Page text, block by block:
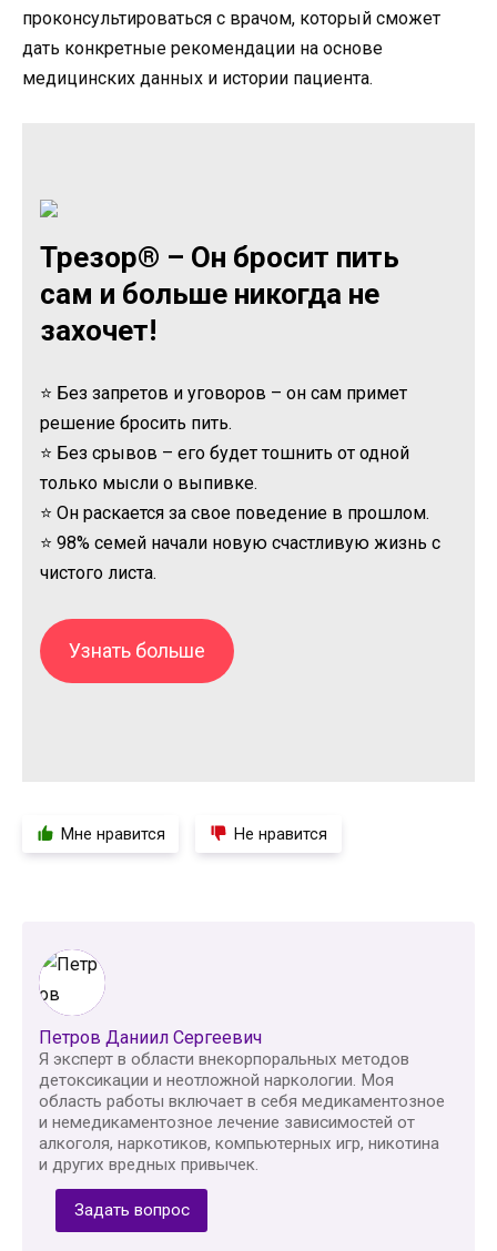
проконсультироваться с врачом, который сможет
дать конкретные рекомендации на основе
медицинских данных и истории пациента.
Трезор® – Он бросит пить
сам и больше никогда не
захочет!
⭐ Без запретов и уговоров – он сам примет
решение бросить пить.
⭐ Без срывов – его будет тошнить от одной
только мысли о выпивке.
⭐ Он раскается за свое поведение в прошлом.
⭐ 98% семей начали новую счастливую жизнь с
чистого листа.
Узнать больше
Мне нравится Не нравится
Петров Даниил Сергеевич
Я эксперт в области внекорпоральных методов
детоксикации и неотложной наркологии. Моя
область работы включает в себя медикаментозное
и немедикаментозное лечение зависимостей от
алкоголя, наркотиков, компьютерных игр, никотина
и других вредных привычек.
Задать вопрос